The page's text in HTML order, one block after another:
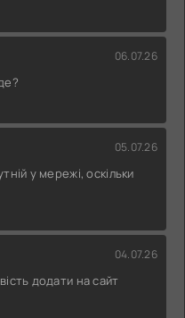
06.07.26
05.07.26
у мережі, оскільки
04.07.26
додати на сайт